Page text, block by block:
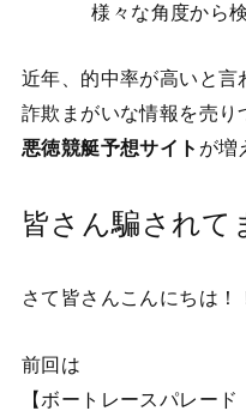
様々な角度から
近年、的中率が高いと言
詐欺まがいな情報を売り
悪徳競艇予想サイト が増
皆さん騙されて
さて皆さんこんにちは！
前回は
【ボートレースパレー